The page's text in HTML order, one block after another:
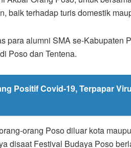
baik terhadap turis domestik
para alumni SMA se-Kabupaten
Poso dan Tentena.
Positif Covid-19, Terpapar
orang Poso diluar kota
disaat Festival Budaya Poso